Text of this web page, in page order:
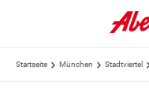
Startseite München Stadtviertel